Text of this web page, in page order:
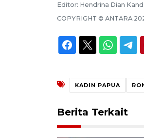
Editor: Hendrina Dian
COPYRIGHT © ANTARA
KADIN PAPUA
Berita Terkait